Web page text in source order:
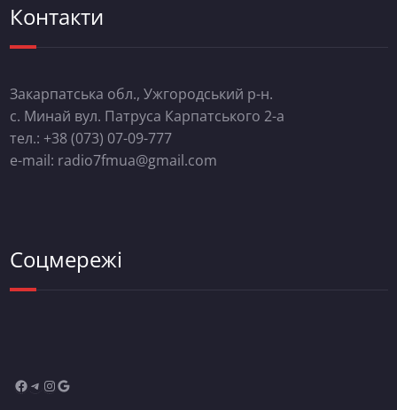
Контакти
Закарпатська обл., Ужгородський р-н.
с. Минай вул. Патруса Карпатського 2-а
тел.: +38 (073) 07-09-777
e-mail: radio7fmua@gmail.com
Соцмережі